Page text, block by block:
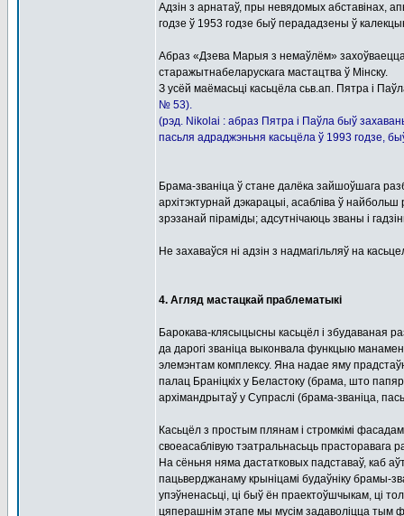
Адзін з арнатаў, пры невядомых абставінах,
годзе ў 1953 годзе быў перададзены ў
Абраз «Дзева Марыя з немаўлём»
старажытнабеларускага мастацтва ў Мінску.
З усёй маёмасьці касьцёла сьв.ап. Пятра і
№ 53).
(рэд. Nikolai : абраз Пятра і Паўла быў
пасьля адраджэньня касьцёла ў 1993 годзе,
Брама-званіца ў стане далёка зайшоўшага
архітэктурнай дэкарацыі, асабліва ў
зрэзанай піраміды; адсутнічаюць званы і
Не захаваўся ні адзін з надмагільляў на
4. Агляд мастацкай праблематыкі
Барокава-клясыцысны касьцёл і збудаваная
да дарогі званіца выконвала функцыю
элемэнтам комплексу. Яна надае яму
палац Браніцкіх у Беластоку (брама, што
архімандрытаў у Супраслі (брама-званіца,
Касьцёл з простым плянам і стромкімі
своеасаблівую тэатральнасьць прасторавага
На сёньня няма дастатковых падставаў, каб
пацьверджанаму крыніцамі будаўніку брамы-
упэўненасьці, ці быў ён праектоўшчыкам, ці
цяперашнім этапе мы мусім задаволіцца тым